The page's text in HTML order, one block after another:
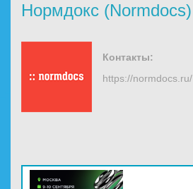
Нормдокс (Normdocs)
Контакты:
https://normdocs.ru/